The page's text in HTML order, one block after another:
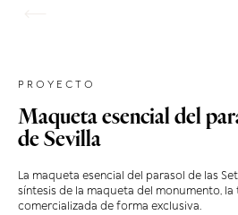
PROYECTO
Maqueta esencial del
de Sevilla
La maqueta esencial del parasol de las
síntesis de la maqueta del monumento,
comercializada de forma exclusiva.